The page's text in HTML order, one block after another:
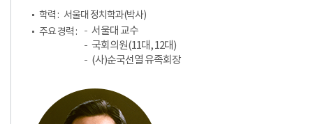
학력 : 서울대 정치학과(박사)
주요 경력 :
서울대 교수
국회의원(11대, 12대)
(사)순국선열 유족회장